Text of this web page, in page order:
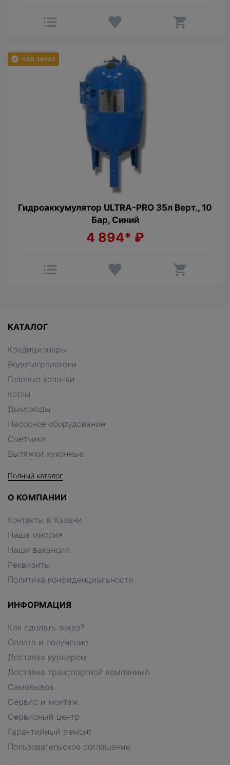
Гидроаккумулятор ULTRA-PRO 35л Верт., 10
Бар, Синий
4 894* ₽
КАТАЛОГ
Кондиционеры
Водонагреватели
Газовые колонки
Котлы
Дымоходы
Насосное оборудование
Счетчики
Вытяжки кухонные
Полный каталог
О КОМПАНИИ
Контакты в Казани
Наша миссия
Наши вакансии
Реквизиты
Политика конфиденциальности
ИНФОРМАЦИЯ
Как сделать заказ?
Оплата и получение
Доставка курьером
Доставка транспортной компанией
Самовывоз
Сервис и монтаж
Сервисный центр
Гарантийный ремонт
Пользовательское соглашение